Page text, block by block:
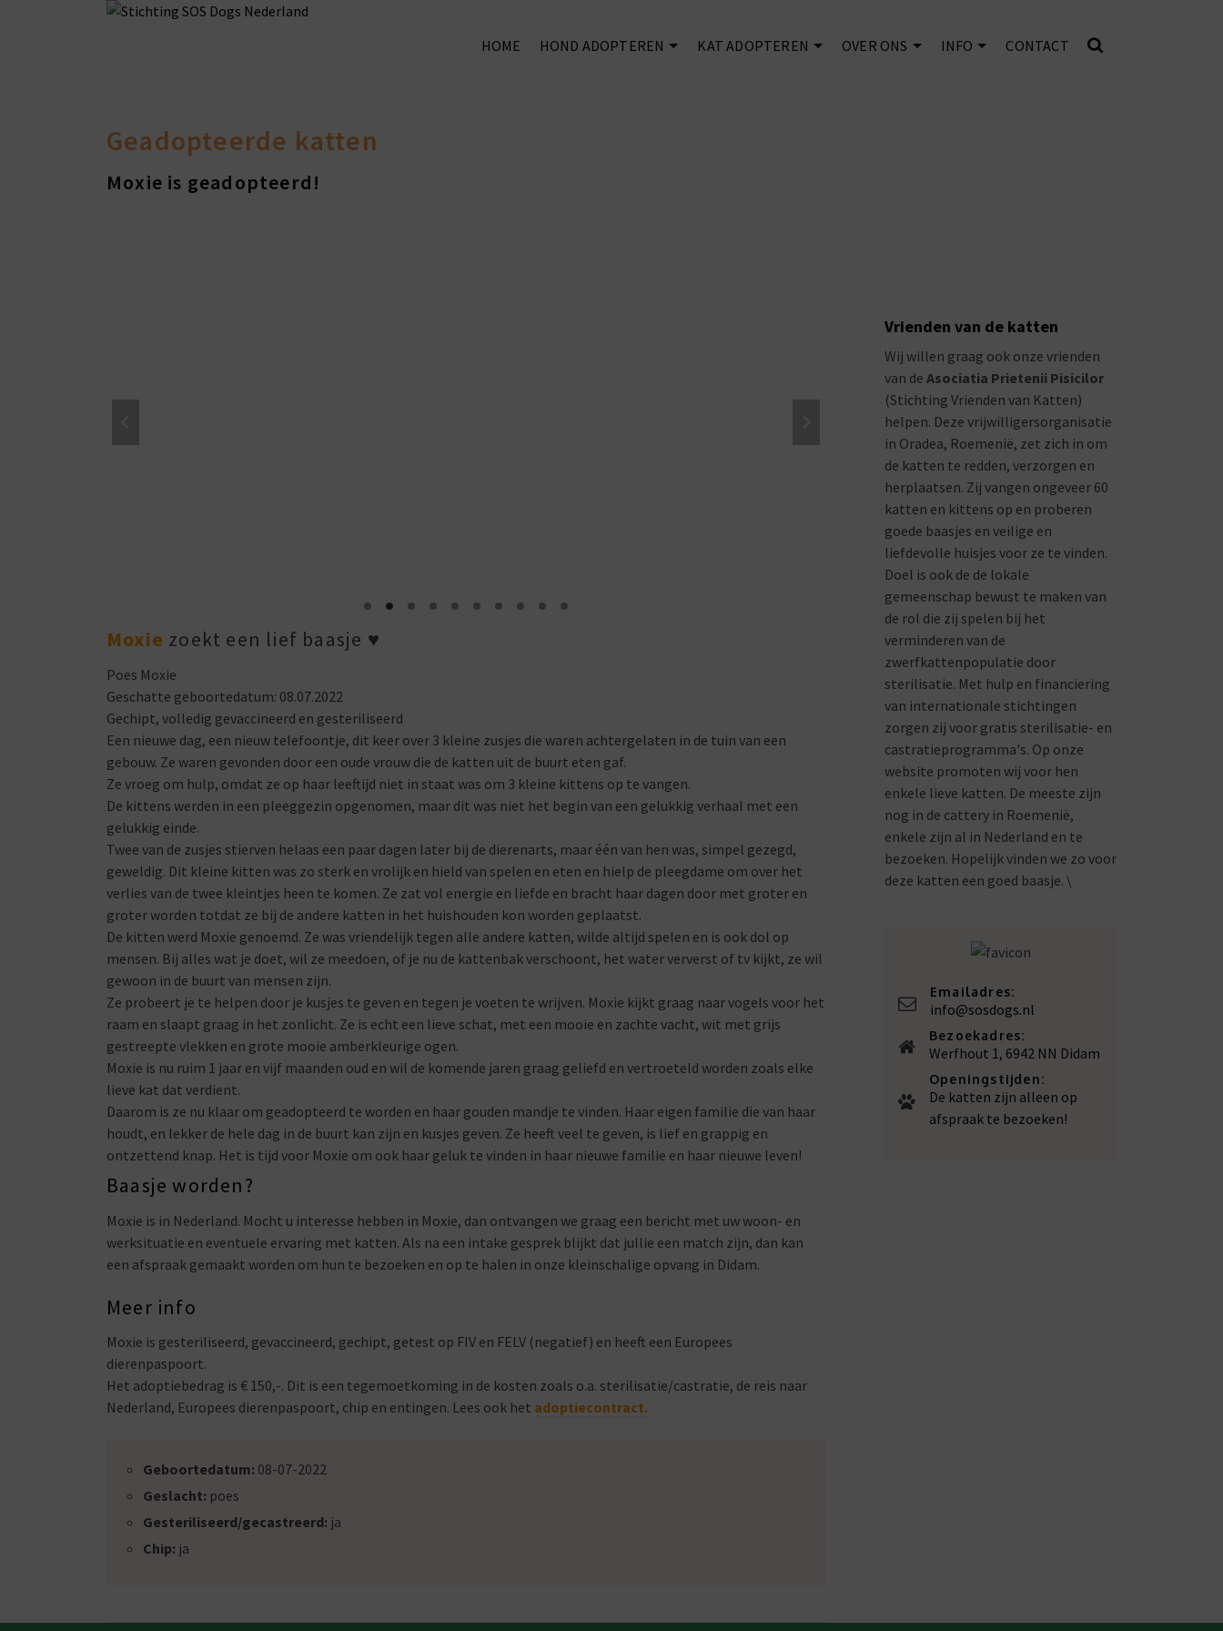
HOME HOND ADOPTEREN KAT ADOPTEREN OVER ONS INFO CONTACT
Geadopteerde katten
Moxie is geadopteerd!
Moxie zoekt een lief baasje ♥
Poes Moxie
Geschatte geboortedatum: 08.07.2022
Gechipt, volledig gevaccineerd en gesteriliseerd
Een nieuwe dag, een nieuw telefoontje, dit keer over 3 kleine zusjes die waren achtergelaten in de tuin van een
gebouw. Ze waren gevonden door een oude vrouw die de katten uit de buurt eten gaf.
Ze vroeg om hulp, omdat ze op haar leeftijd niet in staat was om 3 kleine kittens op te vangen.
De kittens werden in een pleeggezin opgenomen, maar dit was niet het begin van een gelukkig verhaal met een
gelukkig einde.
Twee van de zusjes stierven helaas een paar dagen later bij de dierenarts, maar één van hen was, simpel gezegd,
geweldig. Dit kleine kitten was zo sterk en vrolijk en hield van spelen en eten en hielp de pleegdame om over het
verlies van de twee kleintjes heen te komen. Ze zat vol energie en liefde en bracht haar dagen door met groter en
groter worden totdat ze bij de andere katten in het huishouden kon worden geplaatst.
De kitten werd Moxie genoemd. Ze was vriendelijk tegen alle andere katten, wilde altijd spelen en is ook dol op
mensen. Bij alles wat je doet, wil ze meedoen, of je nu de kattenbak verschoont, het water ververst of tv kijkt, ze wil
gewoon in de buurt van mensen zijn.
Ze probeert je te helpen door je kusjes te geven en tegen je voeten te wrijven. Moxie kijkt graag naar vogels voor het
raam en slaapt graag in het zonlicht. Ze is echt een lieve schat, met een mooie en zachte vacht, wit met grijs
gestreepte vlekken en grote mooie amberkleurige ogen.
Moxie is nu ruim 1 jaar en vijf maanden oud en wil de komende jaren graag geliefd en vertroeteld worden zoals elke
lieve kat dat verdient.
Daarom is ze nu klaar om geadopteerd te worden en haar gouden mandje te vinden. Haar eigen familie die van haar
houdt, en lekker de hele dag in de buurt kan zijn en kusjes geven. Ze heeft veel te geven, is lief en grappig en
ontzettend knap. Het is tijd voor Moxie om ook haar geluk te vinden in haar nieuwe familie en haar nieuwe leven!
Baasje worden?
Moxie is in Nederland. Mocht u interesse hebben in Moxie, dan ontvangen we graag een bericht met uw woon- en
werksituatie en eventuele ervaring met katten. Als na een intake gesprek blijkt dat jullie een match zijn, dan kan
een afspraak gemaakt worden om hun te bezoeken en op te halen in onze kleinschalige opvang in Didam.
Meer info
Moxie is gesteriliseerd, gevaccineerd, gechipt, getest op FIV en FELV (negatief) en heeft een Europees
dierenpaspoort.
Het adoptiebedrag is € 150,-. Dit is een tegemoetkoming in de kosten zoals o.a. sterilisatie/castratie, de reis naar
Nederland, Europees dierenpaspoort, chip en entingen. Lees ook het adoptiecontract.
Geboortedatum: 08-07-2022
Geslacht: poes
Gesteriliseerd/gecastreerd: ja
Chip: ja
Vrienden van de katten
Wij willen graag ook onze vrienden
van de Asociatia Prietenii Pisicilor
(Stichting Vrienden van Katten)
helpen. Deze vrijwilligersorganisatie
in Oradea, Roemenië, zet zich in om
de katten te redden, verzorgen en
herplaatsen. Zij vangen ongeveer 60
katten en kittens op en proberen
goede baasjes en veilige en
liefdevolle huisjes voor ze te vinden.
Doel is ook de de lokale
gemeenschap bewust te maken van
de rol die zij spelen bij het
verminderen van de
zwerfkattenpopulatie door
sterilisatie. Met hulp en financiering
van internationale stichtingen
zorgen zij voor gratis sterilisatie- en
castratieprogramma's. Op onze
website promoten wij voor hen
enkele lieve katten. De meeste zijn
nog in de cattery in Roemenië,
enkele zijn al in Nederland en te
bezoeken. Hopelijk vinden we zo voor
deze katten een goed baasje. \
Emailadres:
info@sosdogs.nl
Bezoekadres:
Werfhout 1, 6942 NN Didam
Openingstijden:
De katten zijn alleen op
afspraak te bezoeken!